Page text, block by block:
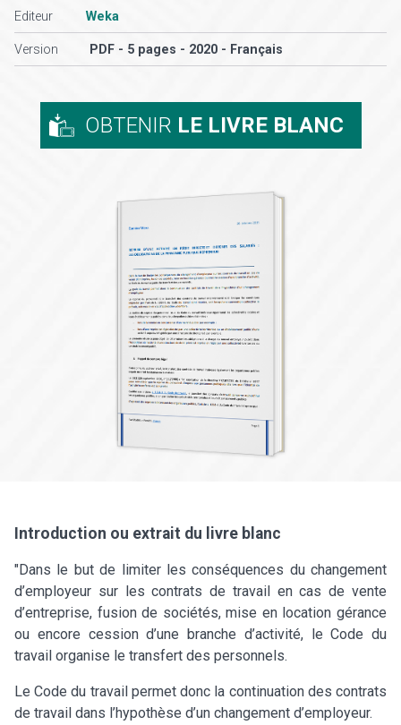
Editeur Weka
Version PDF - 5 pages - 2020 - Français
OBTENIR LE LIVRE BLANC
Introduction ou extrait du livre blanc
"Dans le but de limiter les conséquences du changement
d’employeur sur les contrats de travail en cas de vente
d’entreprise, fusion de sociétés, mise en location gérance
ou encore cession d’une branche d’activité, le Code du
travail organise le transfert des personnels.
Le Code du travail permet donc la continuation des contrats
de travail dans l’hypothèse d’un changement d’employeur.